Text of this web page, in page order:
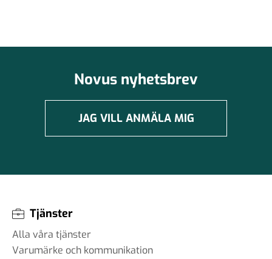
Novus nyhetsbrev
JAG VILL ANMÄLA MIG
Tjänster
Alla våra tjänster
Varumärke och kommunikation